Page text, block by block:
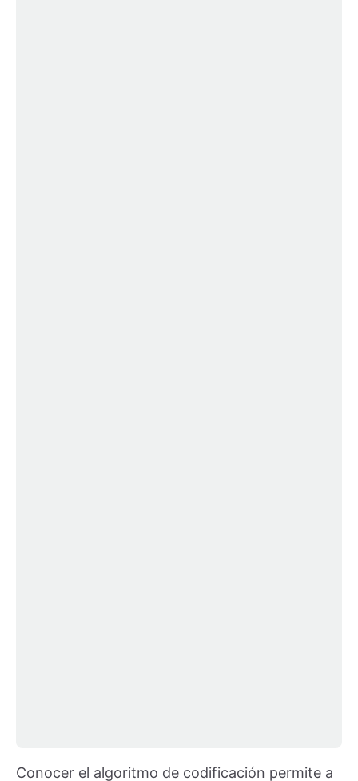
Conocer el algoritmo de codificación permite a